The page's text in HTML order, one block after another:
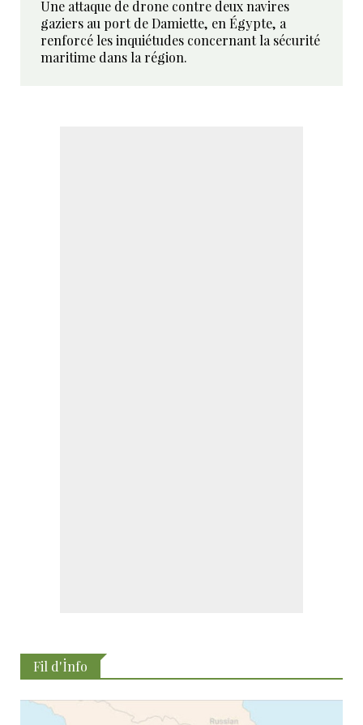
Une attaque de drone contre deux navires
gaziers au port de Damiette, en Égypte, a
renforcé les inquiétudes concernant la sécurité
maritime dans la région.
Fil d'İnfo